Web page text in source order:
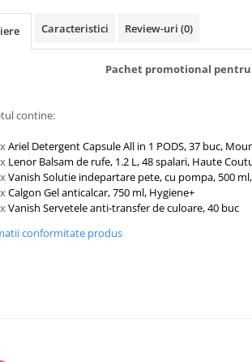
pete
și
Caracteristici Review-uri (0)
Pachet promotional
contine:
Ariel Detergent Capsule All in 1 PODS, 37 buc,
Lenor Balsam de rufe, 1.2 L, 48 spalari, Haute
Vanish Solutie indepartare pete, cu pompa, 500
Calgon Gel anticalcar, 750 ml, Hygiene+
Vanish Servetele anti-transfer de culoare, 40 buc
conformitate produs